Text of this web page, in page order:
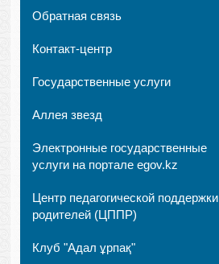
Обратная связь
Контакт-центр
Государственные услуги
Аллея звезд
Электронные государственные
услуги на портале egov.kz
Центр педагогической поддержки
родителей (ЦППР)
Клуб "Адал ұрпақ"